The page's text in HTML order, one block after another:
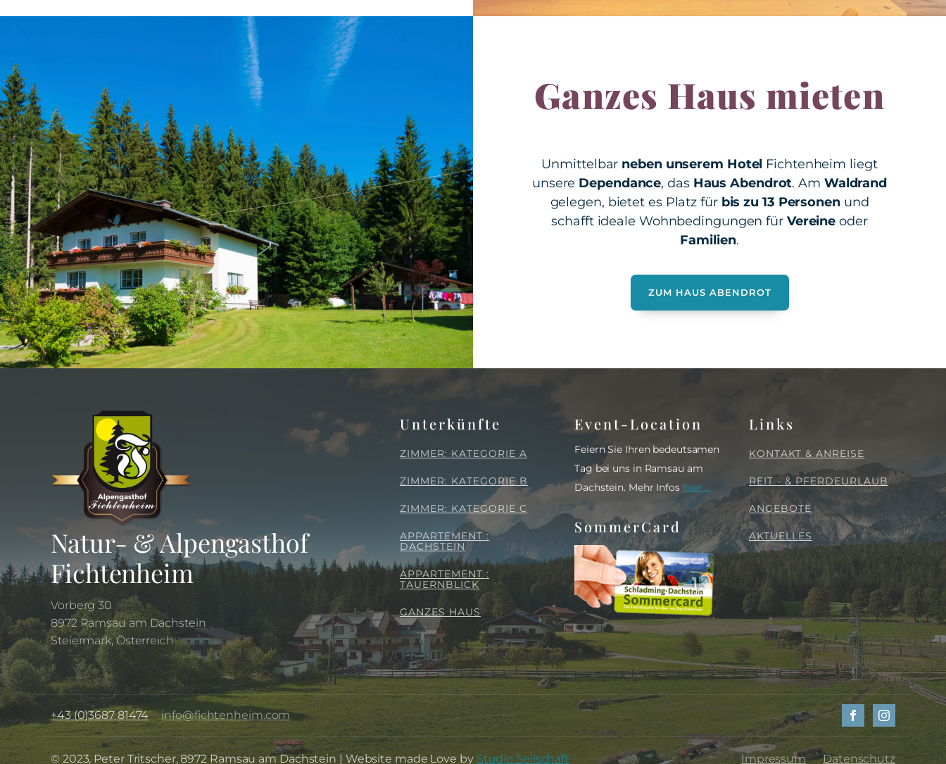
Ganzes Haus mieten
Unmittelbar neben unserem Hotel Fichtenheim liegt
unsere Dependance, das Haus Abendrot. Am Waldrand
gelegen, bietet es Platz für bis zu 13 Personenund
schafft ideale Wohnbedingungen für Vereine oder
Familien.
ZUM HAUS ABENDROT
Natur- & Alpengasthof
Fichtenheim
Vorberg 30
8972 Ramsau am Dachstein
Steiermark, Österreich
Unterkünfte
ZIMMER: KATEGORIE A
ZIMMER: KATEGORIE B
ZIMMER: KATEGORIE C
APPARTEMENT :
DACHSTEIN
APPARTEMENT :
TAUERNBLICK
GANZES HAUS
Event-Location
Feiern Sie Ihren bedeutsamen
Tag bei uns in Ramsau am
Dachstein. Mehr Infos hier ...
SommerCard
Links
KONTAKT & ANREISE
REIT - & PFERDEURLAUB
ANGEBOTE
AKTUELLES
+43 (0)3687 81474 info@fichtenheim.com
© 2023, Peter Tritscher, 8972 Ramsau am Dachstein | Website made Love by Studio Seilschaft Impressum Datenschutz